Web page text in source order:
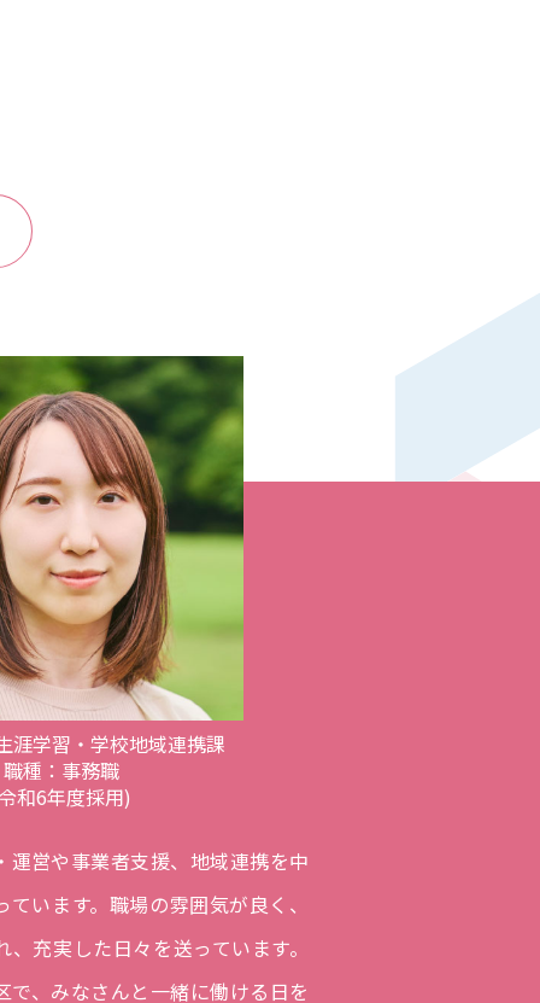
涯学習・学校地域連携課
職種：事務職
和6年度採用)
運営や事業者支援、地域連携を中
います。職場の雰囲気が良く、
、充実した日々を送っています。
で、みなさんと一緒に働ける日を